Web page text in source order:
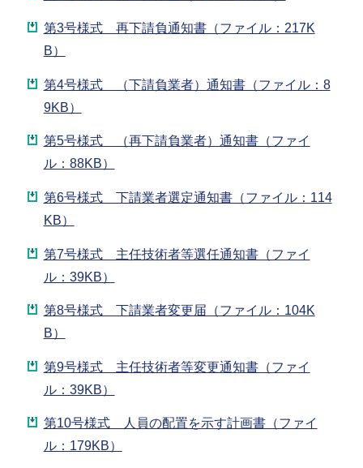
第3号様式 再下請負通知書（ファイル：217K
B）
第4号様式 （下請負業者）通知書（ファイル：8
9KB）
第5号様式 （再下請負業者）通知書（ファイ
ル：88KB）
第6号様式 下請業者選定通知書（ファイル：114
KB）
第7号様式 主任技術者等選任通知書（ファイ
ル：39KB）
第8号様式 下請業者変更届（ファイル：104K
B）
第9号様式 主任技術者等変更通知書（ファイ
ル：39KB）
第10号様式 人員の配置を示す計画書（ファイ
ル：179KB）